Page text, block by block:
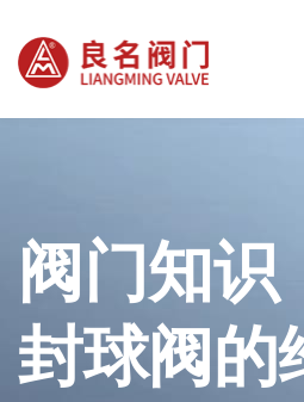
阀门知识
封球阀的